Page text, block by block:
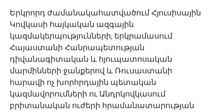
Երկրորդ ժամանակահատվածում Հյուսիսային
Կովկասի հայկական ազգային
կազմակերպությունների, երկրամասում
Հայաստանի Հանրապետության
դիվանագիտական և հյուպատոսական
մարմինների ջանքերով և Ռուսաստանի
հարավի ոչ խորհրդային պետական
կազմավորումների ու Անդրկովկասում
բրիտանական ուժերի հրամանատարության